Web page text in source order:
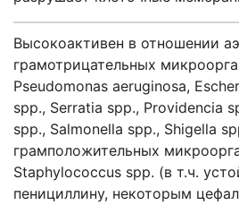
Высокоактивен в отношении
грамотрицательных
Pseudomonas aeruginosa,
spp., Serratia spp., Providencia
spp., Salmonella spp., Shigella
грамположительных
Staphylococcus spp. (в т.ч.
пенициллину, некоторым